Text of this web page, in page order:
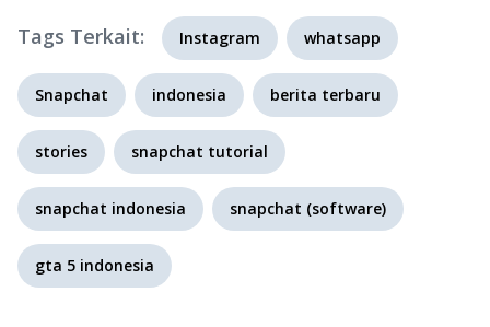
Tags Terkait: Instagram whatsapp
Snapchat indonesia berita terbaru
stories snapchat tutorial
snapchat indonesia snapchat (software)
gta 5 indonesia